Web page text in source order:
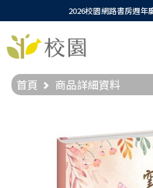
2026校園網路書房週年
首頁 商品詳細資料